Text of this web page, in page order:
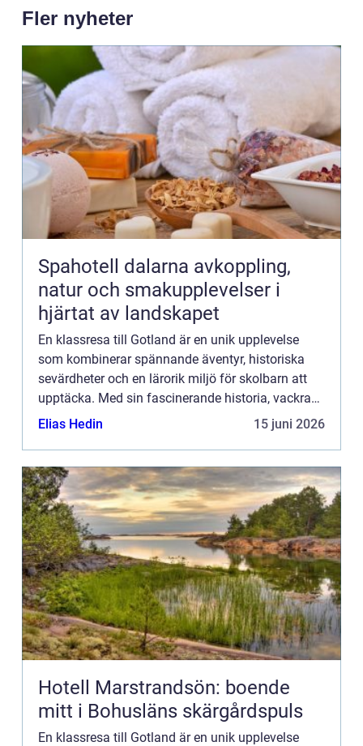
Fler nyheter
Spahotell dalarna avkoppling,
natur och smakupplevelser i
hjärtat av landskapet
En klassresa till Gotland är en unik upplevelse
som kombinerar spännande äventyr, historiska
sevärdheter och en lärorik miljö för skolbarn att
upptäcka. Med sin fascinerande historia, vackra
landskap och rika k...
Elias Hedin 15 juni 2026
Hotell Marstrandsön: boende
mitt i Bohusläns skärgårdspuls
En klassresa till Gotland är en unik upplevelse